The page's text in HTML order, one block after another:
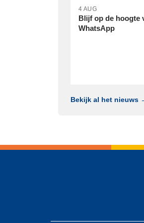
4 AUG
Blijf op de hoogte
WhatsApp
Bekijk al het nieuws